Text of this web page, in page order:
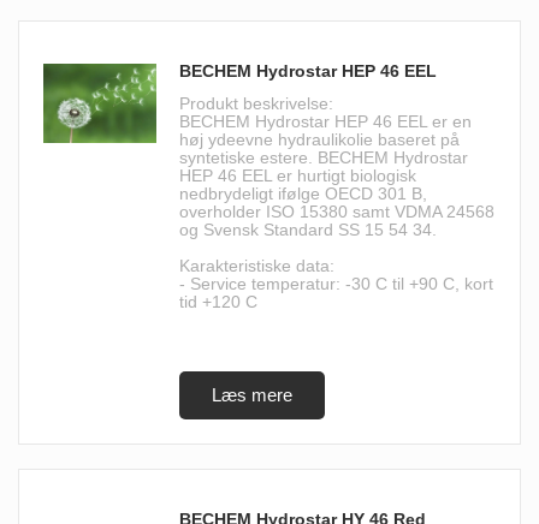
BECHEM Hydrostar HEP 46 EEL
Produkt beskrivelse:
BECHEM Hydrostar HEP 46 EEL er en
høj ydeevne hydraulikolie baseret på
syntetiske estere. BECHEM Hydrostar
HEP 46 EEL er hurtigt biologisk
nedbrydeligt ifølge OECD 301 B,
overholder ISO 15380 samt VDMA 24568
og Svensk Standard SS 15 54 34.
Karakteristiske data:
- Service temperatur: -30 C til +90 C, kort
tid +120 C
BECHEM Hydrostar HY 46 Red